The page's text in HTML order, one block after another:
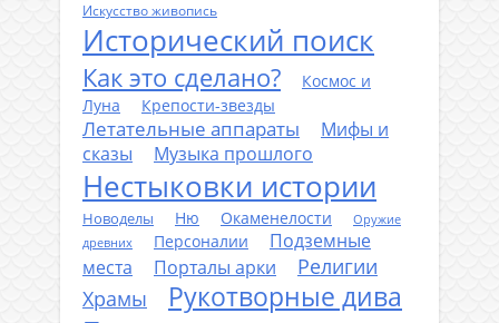
Искусство живопись
Исторический поиск
Как это сделано?
Космос и
Луна
Крепости-звезды
Летательные аппараты
Мифы и
сказы
Музыка прошлого
Нестыковки истории
Новоделы Ню Окаменелости
Оружие
древних
Персоналии
Подземные
места
Порталы арки
Религии
Храмы
Рукотворные дива